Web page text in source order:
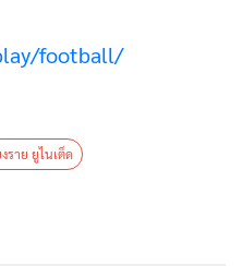
football/
งราย ยูไนเต็ด